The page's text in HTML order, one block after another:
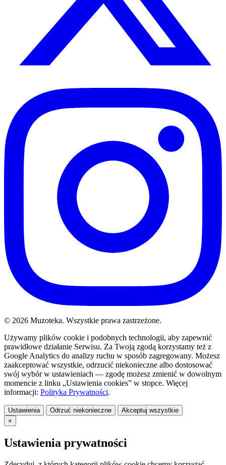
© 2026 Muzoteka. Wszystkie prawa zastrzeżone.
Używamy plików cookie i podobnych technologii, aby zapewnić
prawidłowe działanie Serwisu. Za Twoją zgodą korzystamy też z
Google Analytics do analizy ruchu w sposób zagregowany. Możesz
zaakceptować wszystkie, odrzucić niekonieczne albo dostosować
swój wybór w ustawieniach — zgodę możesz zmienić w dowolnym
momencie z linku „Ustawienia cookies” w stopce. Więcej
informacji: Polityka Prywatności.
Ustawienia Odrzuć niekonieczne
Akceptuj wszystkie
×
Ustawienia prywatności